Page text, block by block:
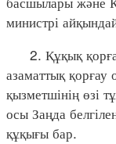
министрі
2. Құқық
азаматтық қорғау
қызметшінің өзі
осы Заңда
құқығы бар.